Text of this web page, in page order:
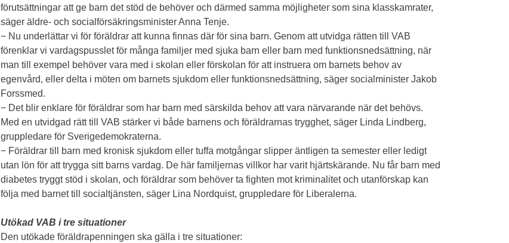
förutsättningar att ge barn det stöd de behöver och därmed samma möjligheter som sina klasskamrater,
säger äldre- och socialförsäkringsminister Anna Tenje.
− Nu underlättar vi för föräldrar att kunna finnas där för sina barn. Genom att utvidga rätten till VAB
förenklar vi vardagspusslet för många familjer med sjuka barn eller barn med funktionsnedsättning, när
man till exempel behöver vara med i skolan eller förskolan för att instruera om barnets behov av
egenvård, eller delta i möten om barnets sjukdom eller funktionsnedsättning, säger socialminister Jakob
Forssmed.
− Det blir enklare för föräldrar som har barn med särskilda behov att vara närvarande när det behövs.
Med en utvidgad rätt till VAB stärker vi både barnens och föräldrarnas trygghet, säger Linda Lindberg,
gruppledare för Sverigedemokraterna.
− Föräldrar till barn med kronisk sjukdom eller tuffa motgångar slipper äntligen ta semester eller ledigt
utan lön för att trygga sitt barns vardag. De här familjernas villkor har varit hjärtskärande. Nu får barn med
diabetes tryggt stöd i skolan, och föräldrar som behöver ta fighten mot kriminalitet och utanförskap kan
följa med barnet till socialtjänsten, säger Lina Nordquist, gruppledare för Liberalerna.
Utökad VAB i tre situationer
Den utökade föräldrapenningen ska gälla i tre situationer: